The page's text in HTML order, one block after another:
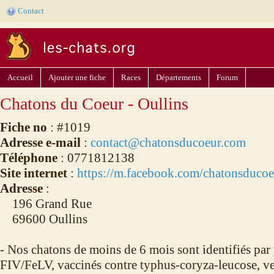
Contact
Accueil Ajouter une fiche Races Départements Forum
Chatons du Coeur - Oullins
Fiche no : #1019
Adresse e-mail : contact@chatonsducoeur.com
Téléphone : 0771812138
Site internet : https://m.facebook.com/
Adresse :
196 Grand Rue
69600 Oullins
- Nos chatons de moins de 6 mois sont identifiés par
FIV/FeLV, vaccinés contre typhus-coryza-leucose,